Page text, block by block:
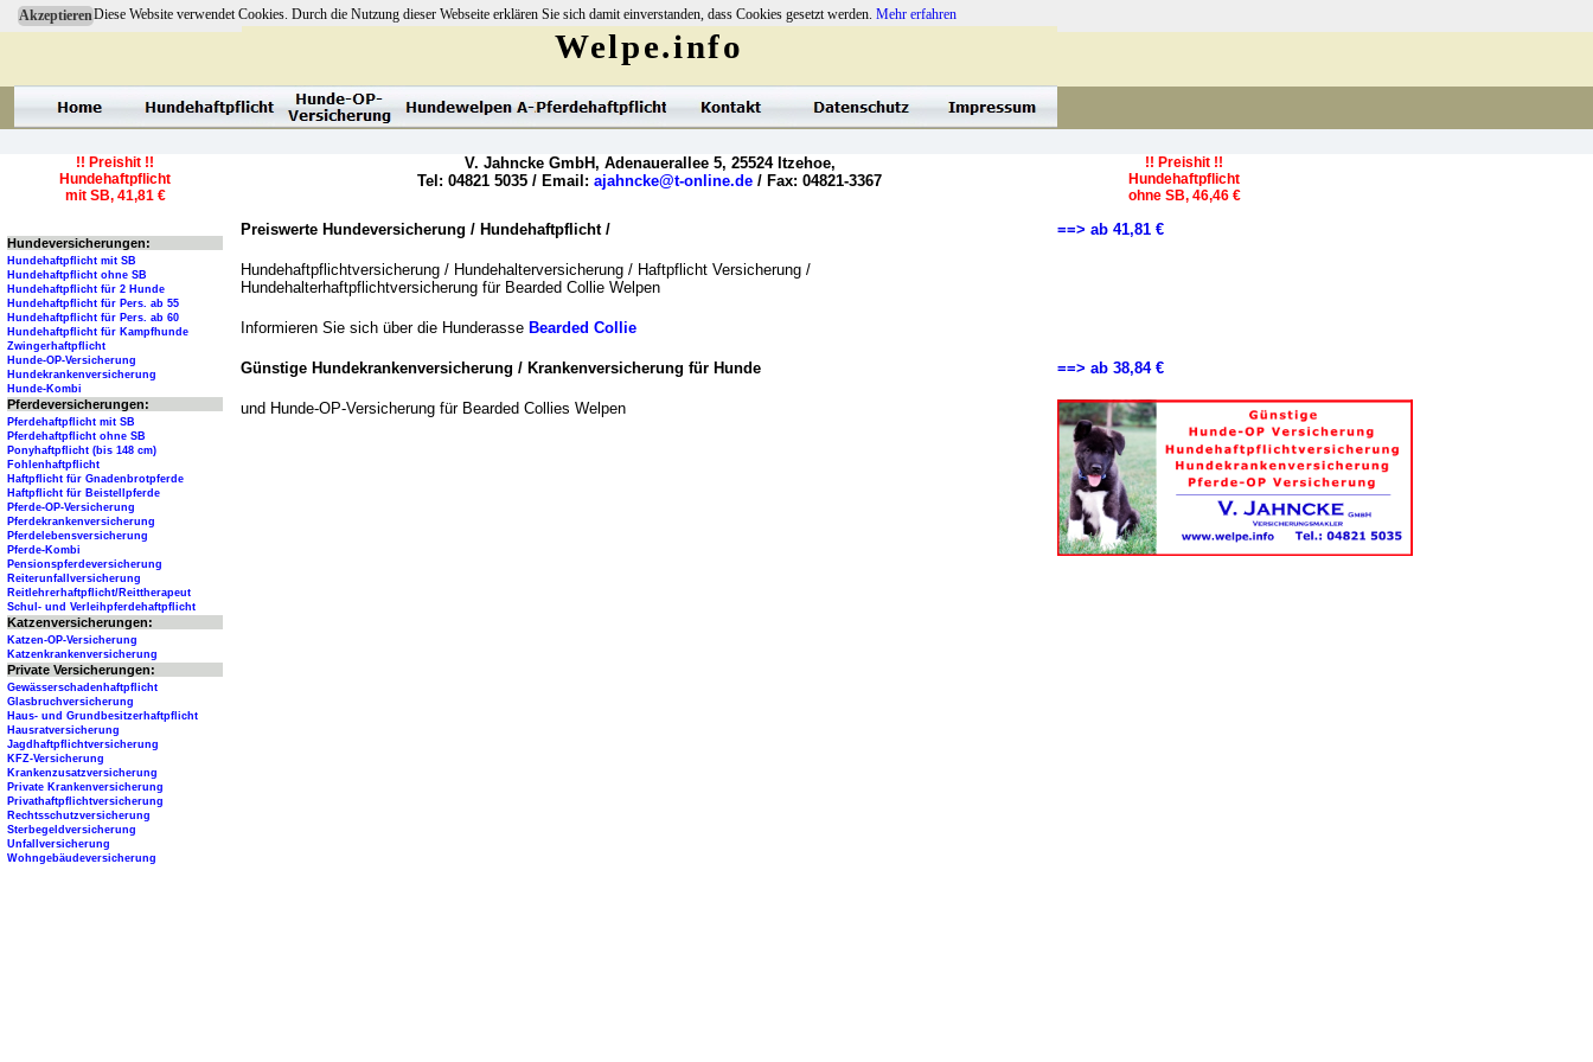
AkzeptierenDiese Website verwendet Cookies. Durch die Nutzung dieser Webseite erklären Sie sich damit einverstanden, dass Cookies gesetzt werden. Mehr erfahren
Preiswerte Hundeversicherung / Hundehaftpflicht /
Hundehaftpflichtversicherung / Hundehalterversicherung / Haftpflicht Versicherung /
Hundehalterhaftpflichtversicherung für Bearded Collie Welpen
Informieren Sie sich über die Hunderasse Bearded Collie
Günstige Hundekrankenversicherung / Krankenversicherung für Hunde
und Hunde-OP-Versicherung für Bearded Collies Welpen
==> ab 41,81 €
==> ab 38,84 €
Welpe.info
V. Jahncke GmbH, Adenauerallee 5, 25524 Itzehoe,
Tel: 04821 5035 / Email: ajahncke@t-online.de / Fax: 04821-3367
!! Preishit !!
Hundehaftpflicht
mit SB, 41,81 €
!! Preishit !!
Hundehaftpflicht
ohne SB, 46,46 €
Hundeversicherungen:
Hundehaftpflicht mit SB
Hundehaftpflicht ohne SB
Hundehaftpflicht für 2 Hunde
Hundehaftpflicht für Pers. ab 55
Hundehaftpflicht für Pers. ab 60
Hundehaftpflicht für Kampfhunde
Zwingerhaftpflicht
Hunde-OP-Versicherung
Hundekrankenversicherung
Hunde-Kombi
Pferdeversicherungen:
Pferdehaftpflicht mit SB
Pferdehaftpflicht ohne SB
Ponyhaftpflicht (bis 148 cm)
Fohlenhaftpflicht
Haftpflicht für Gnadenbrotpferde
Haftpflicht für Beistellpferde
Pferde-OP-Versicherung
Pferdekrankenversicherung
Pferdelebensversicherung
Pferde-Kombi
Pensionspferdeversicherung
Reiterunfallversicherung
Reitlehrerhaftpflicht/Reittherapeut
Schul- und Verleihpferdehaftpflicht
Katzenversicherungen:
Katzen-OP-Versicherung
Katzenkrankenversicherung
Private Versicherungen:
Gewässerschadenhaftpflicht
Glasbruchversicherung
Haus- und Grundbesitzerhaftpflicht
Hausratversicherung
Jagdhaftpflichtversicherung
KFZ-Versicherung
Krankenzusatzversicherung
Private Krankenversicherung
Privathaftpflichtversicherung
Rechtsschutzversicherung
Sterbegeldversicherung
Unfallversicherung
Wohngebäudeversicherung